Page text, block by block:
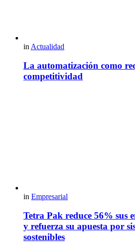
in Actualidad
La automatización como
competitividad
in Empresarial
Tetra Pak reduce 56% sus
y refuerza su apuesta por
sostenibles